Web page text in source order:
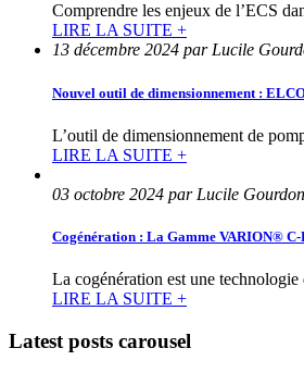
Comprendre les enjeux de l’ECS
LIRE LA SUITE +
13 décembre 2024 par Lucile
Nouvel outil de dimensionnement :
L’outil de dimensionnement de
LIRE LA SUITE +
03 octobre 2024 par Lucile
Cogénération : La Gamme VARION®
La cogénération est une
LIRE LA SUITE +
Latest posts carousel